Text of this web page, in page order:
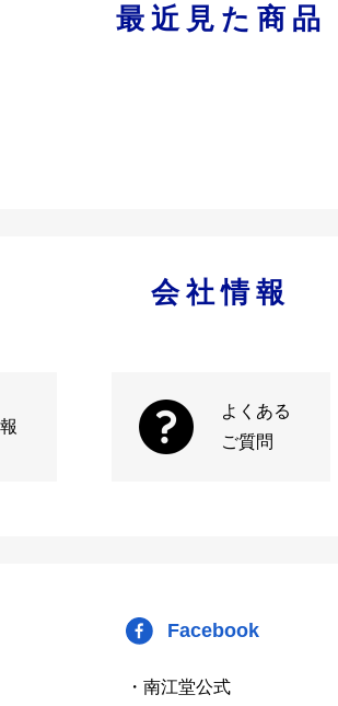
最近見た商品
会社情報
よくある
ご質問
Facebook
・南江堂公式